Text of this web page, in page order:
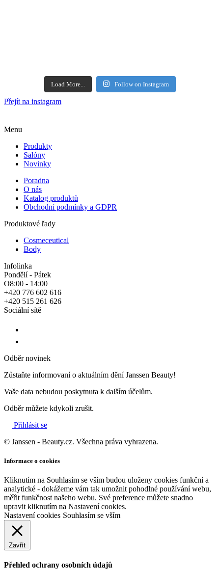
Load More... Follow on Instagram
Přejít na instagram
Menu
Produkty
Salóny
Novinky
Poradna
O nás
Katalog produktů
Obchodní podmínky a GDPR
Produktové řady
Cosmeceutical
Body
Infolinka
Pondělí - Pátek
O8:00 - 14:00
+420 776 602 616
+420 515 261 626
Sociální sítě
Odběr novinek
Zůstaňte informovaní o aktuálním dění Janssen Beauty!
Vaše data nebudou poskytnuta k dalším účelům.
Odběr můžete kdykoli zrušit.
Přihlásit se
© Janssen - Beauty.cz. Všechna práva vyhrazena.
Informace o cookies
Kliknutím na Souhlasím se vším budou uloženy cookies funkční a
analytické - dokážeme vám tak umožnit pohodlné používání webu,
měřit funkčnost našeho webu. Své preference můžete snadno
upravit kliknutím na Nastavení cookies.
Nastavení cookies Souhlasím se vším
Zavřít
Přehled ochrany osobních údajů